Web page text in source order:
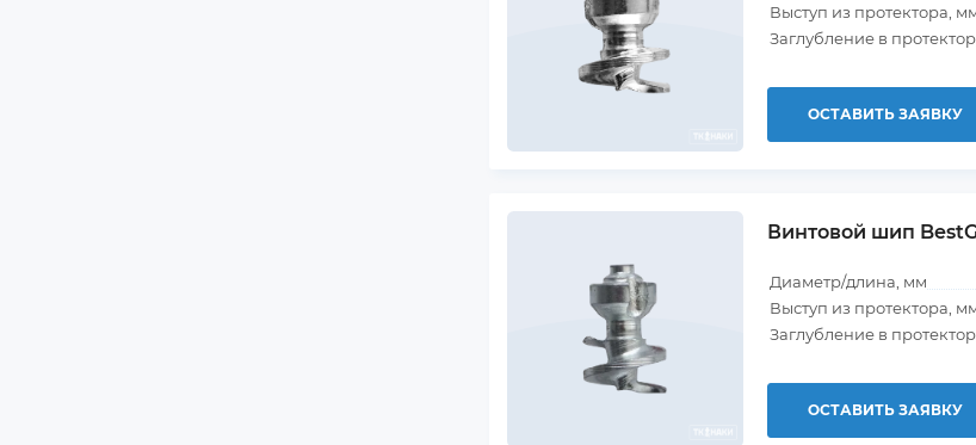
Выступ из протектора,
Заглубление в
ОСТАВИТЬ ЗАЯВКУ
Винтовой шип
Диаметр/длина, мм
Выступ из протектора,
Заглубление в
ОСТАВИТЬ ЗАЯВКУ